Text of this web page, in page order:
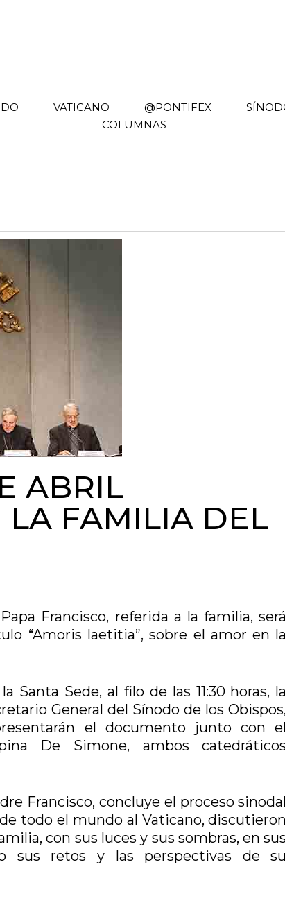
VATICANO @PONTIFEX
COLUMNAS
ABRIL
LA FAMILIA DEL
Francisco, referida a la familia, será
“Amoris laetitia”, sobre el amor en la
Santa Sede, al filo de las 11:30 horas, la
General del Sínodo de los Obispos,
el documento junto con el
De Simone, ambos catedráticos
Francisco, concluye el proceso sinodal
todo el mundo al Vaticano, discutieron
con sus luces y sus sombras, en sus
sus retos y las perspectivas de su